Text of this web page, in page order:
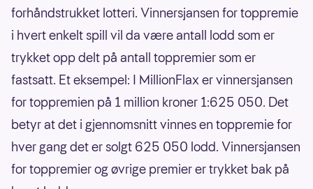
forhåndstrukket lotteri. Vinnersjansen for toppremie
i hvert enkelt spill vil da være antall lodd som er
trykket opp delt på antall toppremier som er
fastsatt. Et eksempel: I MillionFlax er vinnersjansen
for toppremien på 1 million kroner 1:625 050. Det
betyr at det i gjennomsnitt vinnes en toppremie for
hver gang det er solgt 625 050 lodd. Vinnersjansen
for toppremier og øvrige premier er trykket bak på